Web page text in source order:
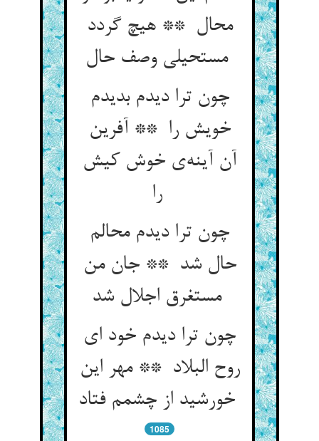
محال ** هیچ گردد
مستحیلی وصف حال
چون ترا دیدم بدیدم
خویش را ** آفرین
آن آینه‌ی خوش کیش
را
چون ترا دیدم محالم
حال شد ** جان من
مستغرق اجلال شد
چون ترا دیدم خود ای
روح البلاد ** مهر این
1085